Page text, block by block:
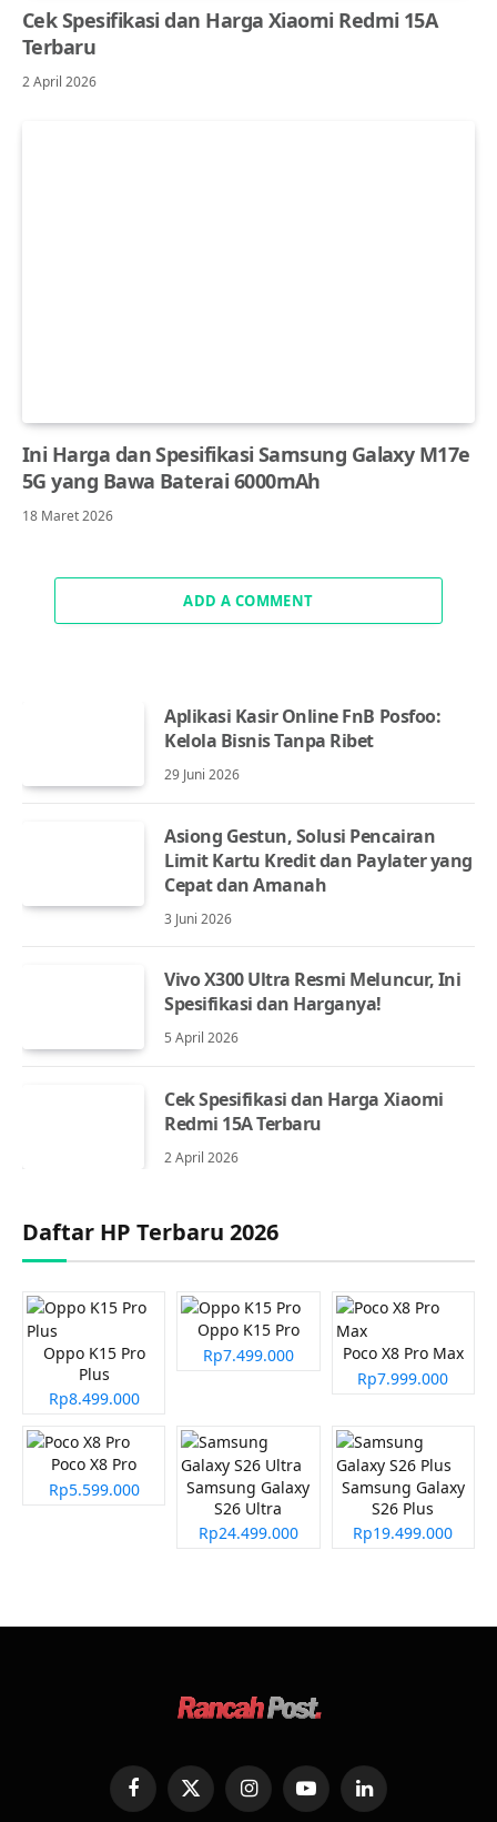
Cek Spesifikasi dan Harga Xiaomi Redmi 15A
Terbaru
2 April 2026
Ini Harga dan Spesifikasi Samsung Galaxy M17e
5G yang Bawa Baterai 6000mAh
18 Maret 2026
ADD A COMMENT
Aplikasi Kasir Online FnB Posfoo:
Kelola Bisnis Tanpa Ribet
29 Juni 2026
Asiong Gestun, Solusi Pencairan
Limit Kartu Kredit dan Paylater yang
Cepat dan Amanah
3 Juni 2026
Vivo X300 Ultra Resmi Meluncur, Ini
Spesifikasi dan Harganya!
5 April 2026
Cek Spesifikasi dan Harga Xiaomi
Redmi 15A Terbaru
2 April 2026
Daftar HP Terbaru 2026
Oppo K15 Pro
Plus
Rp8.499.000
Oppo K15 Pro
Rp7.499.000
Poco X8 Pro Max
Rp7.999.000
Poco X8 Pro
Rp5.599.000
Samsung Galaxy
S26 Ultra
Rp24.499.000
Samsung Galaxy
S26 Plus
Rp19.499.000
FacebookX
(Twitter)
InstagramYouTubeLinkedIn